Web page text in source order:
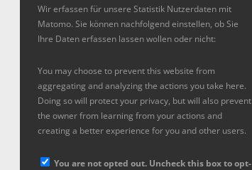
Wir erfassen für unsere Statistik Nutzerdaten mit
Matomo. Sie können nachfolgend einstellen, ob Sie
Ihre Daten erfassen lassen wollen oder nicht:
You may choose to prevent this website from
aggregating and analyzing the actions you take here.
Doing so will protect your privacy, but will also prevent
the owner from learning from your actions and
creating a better experience for you and other users.
You are not opted out. Uncheck this box to opt-